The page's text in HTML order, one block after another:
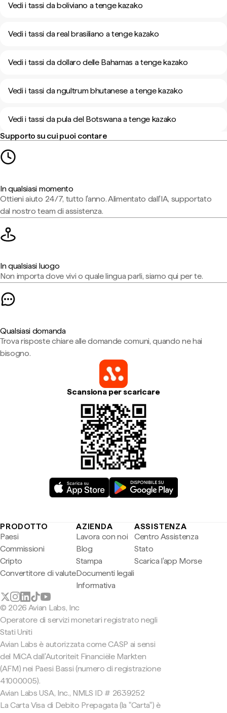
Vedi i tassi da boliviano a tenge kazako
Vedi i tassi da real brasiliano a tenge kazako
Vedi i tassi da dollaro delle Bahamas a tenge kazako
Vedi i tassi da ngultrum bhutanese a tenge kazako
Vedi i tassi da pula del Botswana a tenge kazako
Supporto su cui puoi contare
In qualsiasi momento
Ottieni aiuto 24/7, tutto l'anno. Alimentato dall'IA, supportato
dal nostro team di assistenza.
In qualsiasi luogo
Non importa dove vivi o quale lingua parli, siamo qui per te.
Qualsiasi domanda
Trova risposte chiare alle domande comuni, quando ne hai
bisogno.
Scansiona per scaricare
PRODOTTO
Paesi
Commissioni
Cripto
Convertitore di valute
AZIENDA
Lavora con noi
Blog
Stampa
Documenti legali
Informativa
ASSISTENZA
Centro Assistenza
Stato
Scarica l'app Morse
© 2026 Avian Labs, Inc
Operatore di servizi monetari registrato negli
Stati Uniti
Avian Labs è autorizzata come CASP ai sensi
del MiCA dall'Autoriteit Financiële Markten
(AFM) nei Paesi Bassi (numero di registrazione
41000005).
Avian Labs USA, Inc., NMLS ID # 2639252
La Carta Visa di Debito Prepagata (la "Carta") è